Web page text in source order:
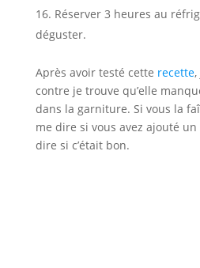
Réserver 3 heures au
déguster.
Après avoir testé cette recette,
contre je trouve qu’elle
dans la garniture. Si vous la
me dire si vous avez ajouté
dire si c’était bon.